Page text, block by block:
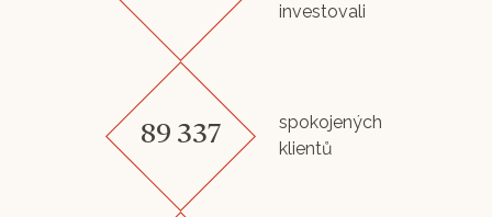
investovali
89 337
spokojených
klientů